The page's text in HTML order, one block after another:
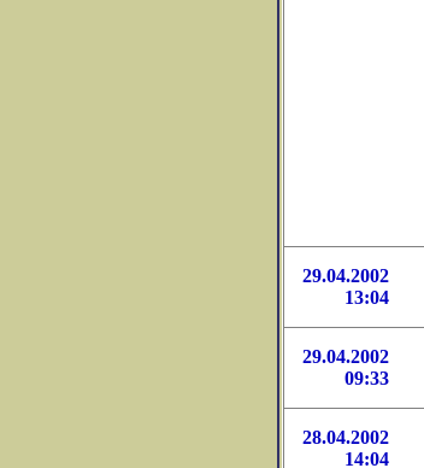
29.04.2002
13:04
29.04.2002
09:33
28.04.2002
14:04